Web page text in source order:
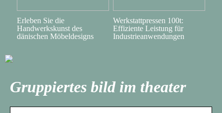
Erleben Sie die
Handwerkskunst des
dänischen Möbeldesigns
Werkstattpressen 100t:
Effiziente Leistung für
Industrieanwendungen
Gruppiertes bild im theater